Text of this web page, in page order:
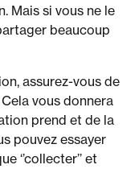
Mais si vous ne le
beaucoup
assurez-vous de
vous donnera
prend et de la
pouvez essayer
‘’collecter’’ et